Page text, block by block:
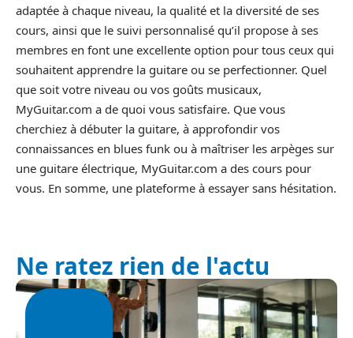
adaptée à chaque niveau, la qualité et la diversité de ses
cours, ainsi que le suivi personnalisé qu’il propose à ses
membres en font une excellente option pour tous ceux qui
souhaitent apprendre la guitare ou se perfectionner. Quel
que soit votre niveau ou vos goûts musicaux,
MyGuitar.com a de quoi vous satisfaire. Que vous
cherchiez à débuter la guitare, à approfondir vos
connaissances en blues funk ou à maîtriser les arpèges sur
une guitare électrique, MyGuitar.com a des cours pour
vous. En somme, une plateforme à essayer sans hésitation.
Ne ratez rien de l'actu